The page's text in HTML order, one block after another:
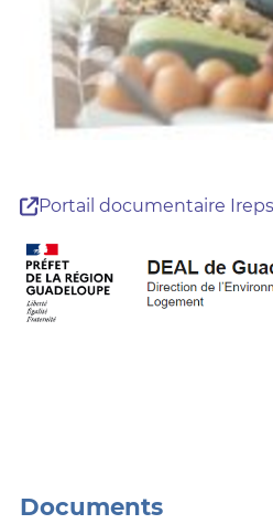
Portail documentaire
Documents